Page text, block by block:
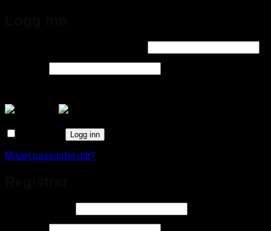
Logg inn
Mistet passordet ditt?